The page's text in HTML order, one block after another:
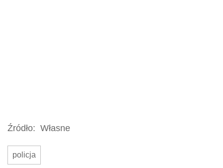
Źródło: Własne
policja